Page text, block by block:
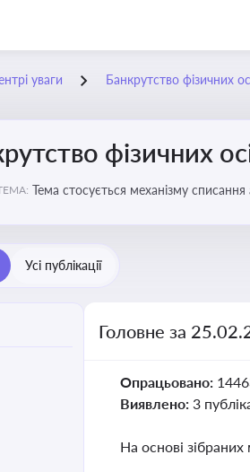
уваги Банкрутство фізичних
фізичних
Тема стосується механізму
Усі публікації
Головне за
Опрацьовано:
Виявлено: 3
На основі зібраних